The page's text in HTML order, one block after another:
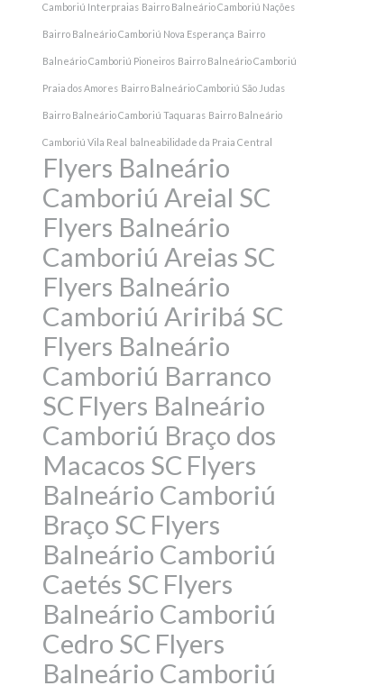
Camboriú Interpraias Bairro Balneário Camboriú Nações
Bairro Balneário Camboriú Nova Esperança Bairro
Balneário Camboriú Pioneiros Bairro Balneário Camboriú
Praia dos Amores Bairro Balneário Camboriú São Judas
Bairro Balneário Camboriú Taquaras Bairro Balneário
Camboriú Vila Real balneabilidade da Praia Central
Flyers Balneário
Camboriú Areial SC
Flyers Balneário
Camboriú Areias SC
Flyers Balneário
Camboriú Ariribá SC
Flyers Balneário
Camboriú Barranco
SC Flyers Balneário
Camboriú Braço dos
Macacos SC Flyers
Balneário Camboriú
Braço SC Flyers
Balneário Camboriú
Caetés SC Flyers
Balneário Camboriú
Cedro SC Flyers
Balneário Camboriú